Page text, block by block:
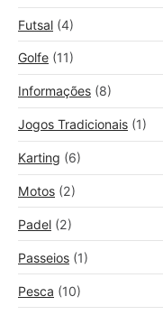
Futsal (4)
Golfe (11)
Informações (8)
Jogos Tradicionais (1)
Karting (6)
Motos (2)
Padel (2)
Passeios (1)
Pesca (10)